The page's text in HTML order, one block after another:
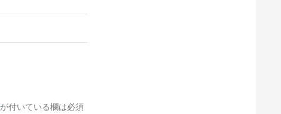
が付いている欄は必須